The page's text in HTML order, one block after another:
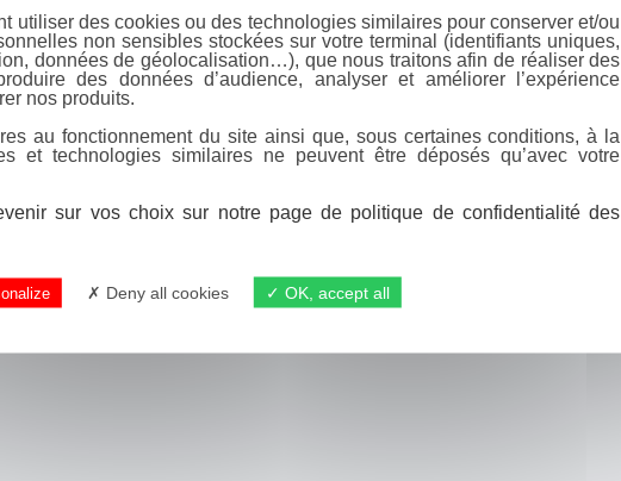
utiliser des cookies ou des technologies similaires pour conserver et/ou
non sensibles stockées sur votre terminal (identifiants uniques,
données de géolocalisation…), que nous traitons afin de réaliser des
des données d’audience, analyser et améliorer l’expérience
nos produits.
au fonctionnement du site ainsi que, sous certaines conditions, à la
et technologies similaires ne peuvent être déposés qu’avec votre
sur vos choix sur notre page de politique de confidentialité des
Deny all cookies OK, accept all